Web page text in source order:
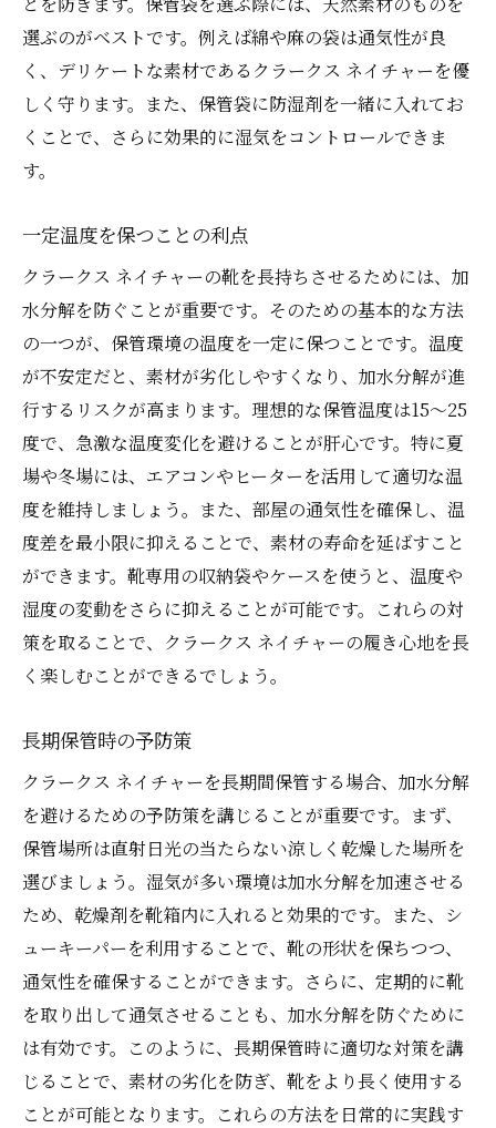
選ぶのがベストです。例えば綿や麻の袋は通気性が良
く、デリケートな素材であるクラークス ネイチャーを優
しく守ります。また、保管袋に防湿剤を一緒に入れてお
くことで、さらに効果的に湿気をコントロールできま
す。
一定温度を保つことの利点
クラークス ネイチャーの靴を長持ちさせるためには、加
水分解を防ぐことが重要です。そのための基本的な方法
の一つが、保管環境の温度を一定に保つことです。温度
が不安定だと、素材が劣化しやすくなり、加水分解が進
行するリスクが高まります。理想的な保管温度は15〜25
度で、急激な温度変化を避けることが肝心です。特に夏
場や冬場には、エアコンやヒーターを活用して適切な温
度を維持しましょう。また、部屋の通気性を確保し、温
度差を最小限に抑えることで、素材の寿命を延ばすこと
ができます。靴専用の収納袋やケースを使うと、温度や
湿度の変動をさらに抑えることが可能です。これらの対
策を取ることで、クラークス ネイチャーの履き心地を長
く楽しむことができるでしょう。
長期保管時の予防策
クラークス ネイチャーを長期間保管する場合、加水分解
を避けるための予防策を講じることが重要です。まず、
保管場所は直射日光の当たらない涼しく乾燥した場所を
選びましょう。湿気が多い環境は加水分解を加速させる
ため、乾燥剤を靴箱内に入れると効果的です。また、シ
ューキーパーを利用することで、靴の形状を保ちつつ、
通気性を確保することができます。さらに、定期的に靴
を取り出して通気させることも、加水分解を防ぐために
は有効です。このように、長期保管時に適切な対策を講
じることで、素材の劣化を防ぎ、靴をより長く使用する
ことが可能となります。これらの方法を日常的に実践す